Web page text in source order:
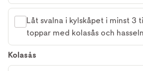
Låt svalna i kylskåpet i minst 3
toppar med kolasås och
Kolasås